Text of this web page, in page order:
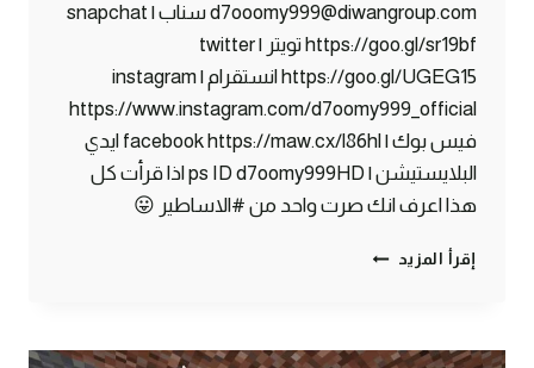
d7ooomy999@diwangroup.com سناب | snapchat
https://goo.gl/sr19bf تويتر | twitter
https://goo.gl/UGEG15 انستقرام | instagram
https://www.instagram.com/d7oomy999_official
فيس بوك | facebook https://maw.cx/l86hl ايدي
البلايستيشن | ps ID d7oomy999HD اذا قرأت كل
هذا اعرف انك صرت واحد من #الاساطير 😛
إقرأ المزيد ماين
صار